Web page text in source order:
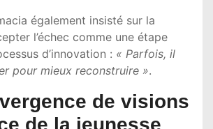
a également insisté sur la
l’échec comme une étape
d’innovation : « Parfois, il
pour mieux reconstruire ».
de visions
de la jeunesse